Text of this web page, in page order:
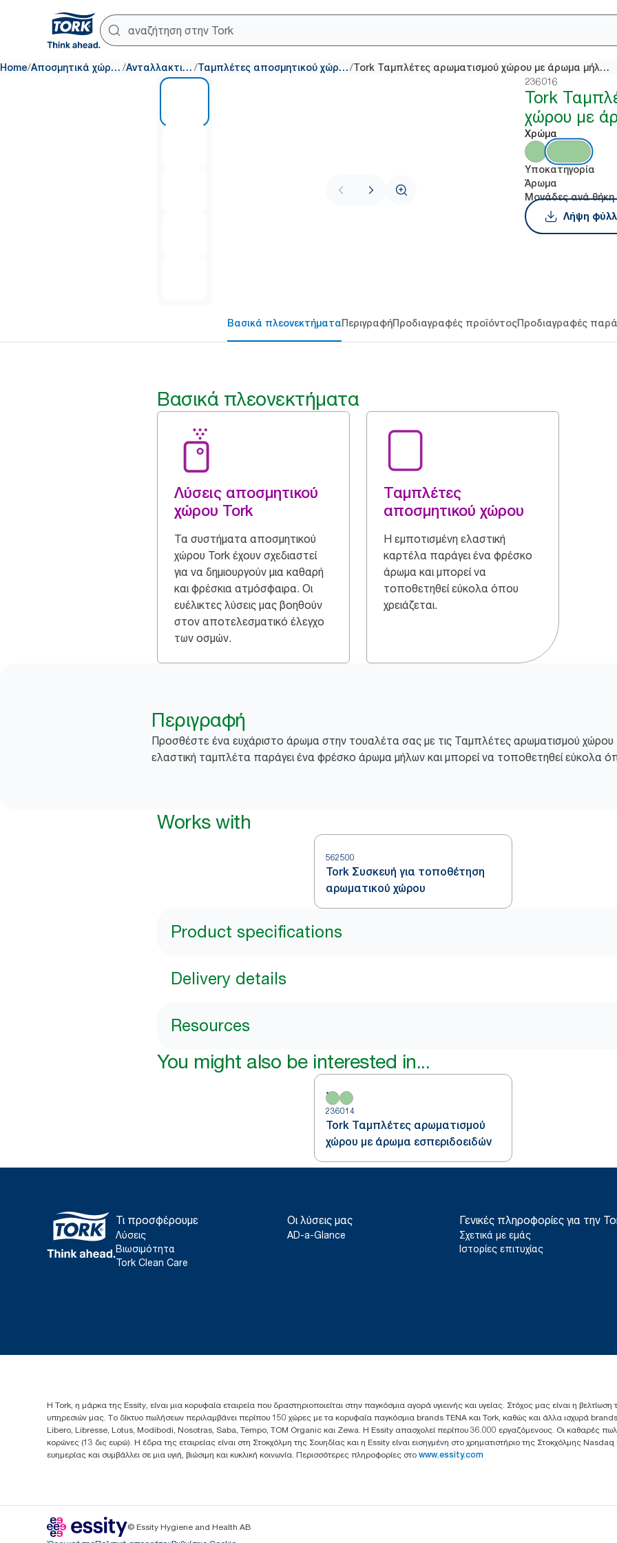
Home/ Αποσμητικά χώρου / Ανταλλακτικά / Ταμπλέτες αποσμητικού χώρου / Tork Ταμπλέτες αρωματισμού χώρου με άρωμα μήλου
236016
Tork
χώρου με
Χρώμα
Υποκατηγορία
Άρωμα
Μονάδες ανά θήκη
Λήψη
Βασικά πλεονεκτήματαΠεριγραφήΠροδιαγραφές προϊόντοςΠροδιαγραφές
Βασικά πλεονεκτήματα
Λύσεις αποσμητικού
χώρου Tork
Τα συστήματα αποσμητικού
χώρου Tork έχουν σχεδιαστεί
για να δημιουργούν μια καθαρή
και φρέσκια ατμόσφαιρα. Οι
ευέλικτες λύσεις μας βοηθούν
στον αποτελεσματικό έλεγχο
των οσμών.
Ταμπλέτες
αποσμητικού χώρου
Η εμποτισμένη ελαστική
καρτέλα παράγει ένα φρέσκο ​​
άρωμα και μπορεί να
τοποθετηθεί εύκολα όπου
χρειάζεται.
Περιγραφή
Προσθέστε ένα ευχάριστο άρωμα στην τουαλέτα σας με τις Ταμπλέτες αρωματισμού
ελαστική ταμπλέτα παράγει ένα φρέσκο ​​άρωμα μήλων και μπορεί να τοποθετηθεί εύκολα
Works with
562500
Tork Συσκευή για τοποθέτηση
αρωματικού χώρου
Product specifications
Delivery details
Resources
You might also be interested in...
236014
Tork Ταμπλέτες αρωματισμού
χώρου με άρωμα εσπεριδοειδών
Τι προσφέρουμε
Λύσεις
Βιωσιμότητα
Tork Clean Care
Οι λύσεις μας
AD-a-Glance
Γενικές πληροφορίες για την
Σχετικά με εμάς
Ιστορίες επιτυχίας
Η Tork, η μάρκα της Essity, είναι μια κορυφαία εταιρεία που δραστηριοποιείται στην παγκόσμια αγορά υγιεινής και υγείας. Στόχος μας είναι η
υπηρεσιών μας. Το δίκτυο πωλήσεων περιλαμβάνει περίπου 150 χώρες με τα κορυφαία παγκόσμια brands TENA και Tork, καθώς και άλλα ισχυρά
Libero, Libresse, Lotus, Modibodi, Nosotras, Saba, Tempo, TOM Organic και Zewa. Η Essity απασχολεί περίπου 36.000 εργαζόμενους. Οι καθαρές
κορώνες (13 δις ευρώ). Η έδρα της εταιρείας είναι στη Στοκχόλμη της Σουηδίας και η Essity είναι εισηγμένη στο χρηματιστήριο της Στοκχόλμης
ευημερίας και συμβάλλει σε μια υγιή, βιώσιμη και κυκλική κοινωνία. Περισσότερες πληροφορίες στο www.essity.com
© Essity Hygiene and Health AB